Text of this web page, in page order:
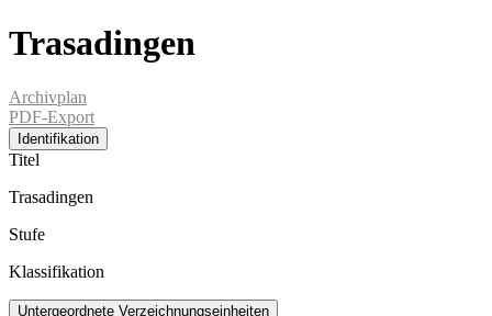
Trasadingen
Archivplan
PDF-Export
Identifikation
Titel
Trasadingen
Stufe
Klassifikation
Untergeordnete Verzeichnungseinheiten